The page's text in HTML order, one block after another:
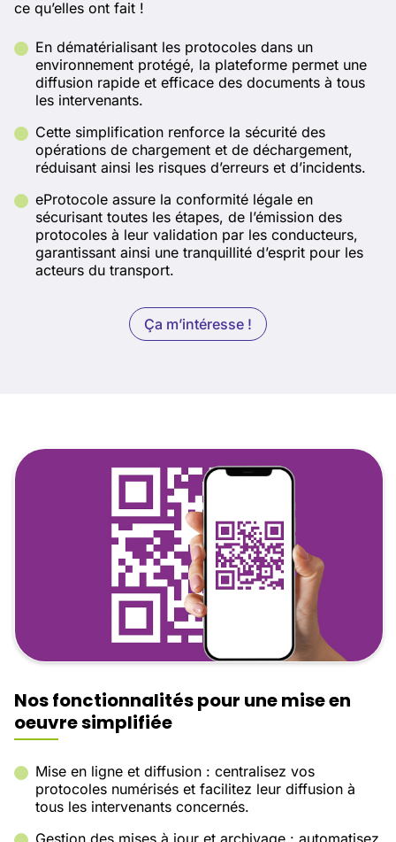
ce qu’elles ont fait !
En dématérialisant les protocoles dans un
environnement protégé, la plateforme permet une
diffusion rapide et efficace des documents à tous
les intervenants.
Cette simplification renforce la sécurité des
opérations de chargement et de déchargement,
réduisant ainsi les risques d’erreurs et d’incidents.
eProtocole assure la conformité légale en
sécurisant toutes les étapes, de l’émission des
protocoles à leur validation par les conducteurs,
garantissant ainsi une tranquillité d’esprit pour les
acteurs du transport.
Ça m’intéresse !
Nos fonctionnalités pour une mise en
oeuvre simplifiée
Mise en ligne et diffusion : centralisez vos
protocoles numérisés et facilitez leur diffusion à
tous les intervenants concernés.